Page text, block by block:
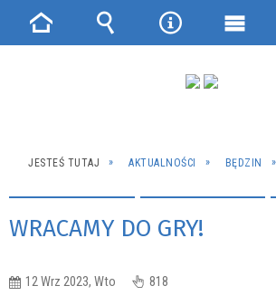
JESTEŚ TUTAJ AKTUALNOŚCI BĘDZIN
WRACAMY DO GRY!
12 Wrz 2023, Wto 818
Strona Wyszukiwarka
NarzędziaMenu